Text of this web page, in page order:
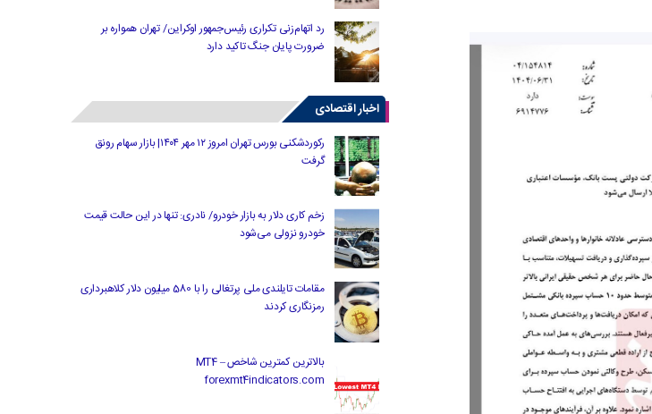
رد اتهام‌زنی تکراری رئیس‌جمهور اوکراین/ تهران همواره بر
ضرورت پایان جنگ تاکید دارد
اخبار اقتصادی
رکوردشکنی بورس تهران امروز ۱۲ مهر ۱۴۰۴| بازار سهام رونق
گرفت
زخم کاری دلار به بازار خودرو/ نادری: تنها در این حالت قیمت
خودرو نزولی می‌شود
مقامات تایلندی ملی پرتغالی را با 580 میلیون دلار کلاهبرداری
رمزنگاری کردند
بالاترین کمترین شاخص MT4 –
forexmt4indicators.com